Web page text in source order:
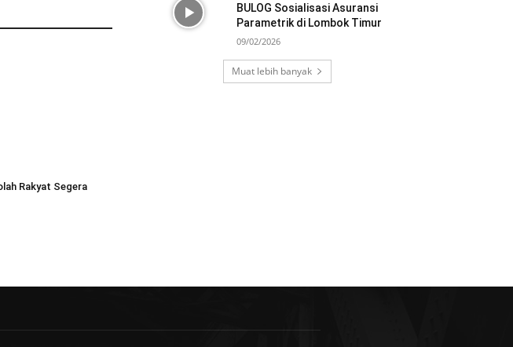
Rakyat Segera
BULOG Sosialisasi Asuransi
Parametrik di Lombok Timur
09/02/2026
Muat lebih banyak